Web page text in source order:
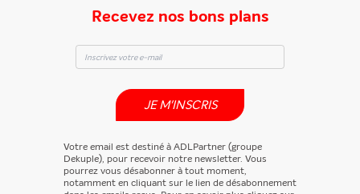
Recevez nos bons plans
JE M'INSCRIS
Votre email est destiné à ADLPartner (groupe
Dekuple), pour recevoir notre newsletter. Vous
pourrez vous désabonner à tout moment,
notamment en cliquant sur le lien de désabonnement